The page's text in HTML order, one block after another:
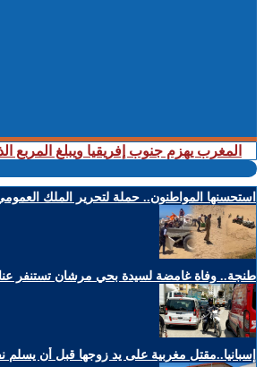
يهزم جنوب إفريقيا ويبلغ المربع الذهبي
استحسنها المواطنون.. حملة لتحرير الملك
طنجة.. وفاة غامضة لسيدة بحي مرشان تستنفر
إسبانيا..مقتل مغربية على يد زوجها قبل أن